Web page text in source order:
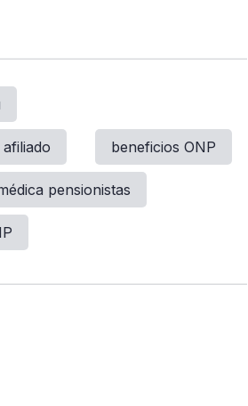
beneficios ONP
pensionistas